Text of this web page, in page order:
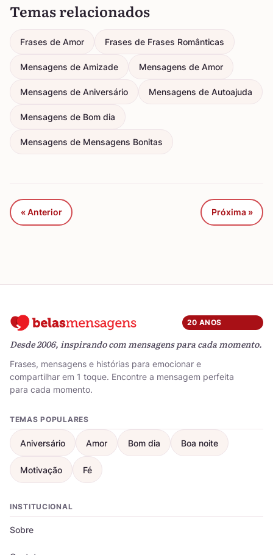
Temas relacionados
Frases de Amor Frases de Frases Românticas
Mensagens de Amizade Mensagens de Amor
Mensagens de Aniversário Mensagens de Autoajuda
Mensagens de Bom dia
Mensagens de Mensagens Bonitas
« Anterior Próxima »
20 ANOS
Desde 2006, inspirando com mensagens para cada momento.
Frases, mensagens e histórias para emocionar e
compartilhar em 1 toque. Encontre a mensagem perfeita
para cada momento.
TEMAS POPULARES
Aniversário Amor Bom dia Boa noite
Motivação Fé
INSTITUCIONAL
Sobre